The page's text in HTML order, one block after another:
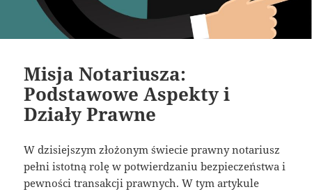
Misja Notariusza:
Podstawowe Aspekty i
Działy Prawne
W dzisiejszym złożonym świecie prawny notariusz
pełni istotną rolę w potwierdzaniu bezpieczeństwa i
pewności transakcji prawnych. W tym artykule